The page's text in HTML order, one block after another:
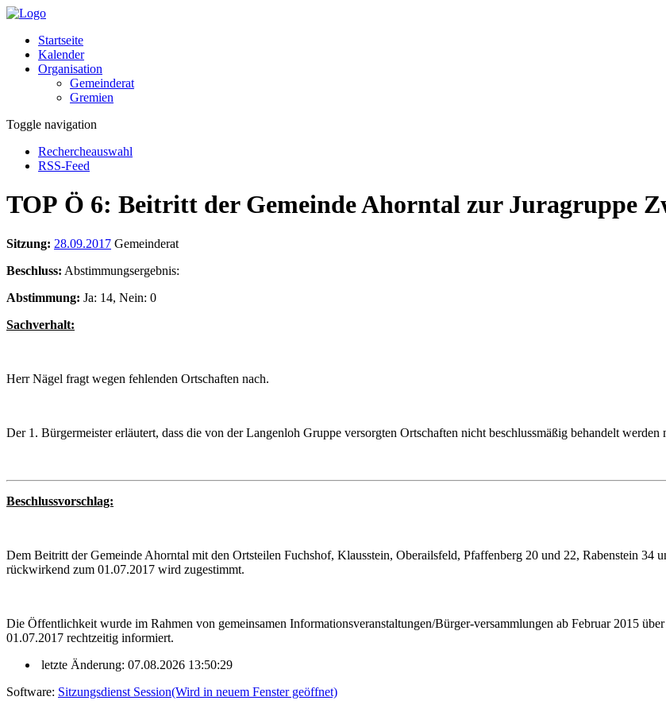
Startseite
Kalender
Organisation
Gemeinderat
Gremien
Toggle navigation
Rechercheauswahl
RSS-Feed
TOP Ö 6: Beitritt der Gemeinde Ahorntal zur Juragruppe
Sitzung: 28.09.2017 Gemeinderat
Beschluss: Abstimmungsergebnis:
Abstimmung: Ja: 14, Nein: 0
Sachverhalt:
Herr Nägel fragt wegen fehlenden Ortschaften nach.
Der 1. Bürgermeister erläutert, dass die von der Langenloh Gruppe versorgten Ortschaften nicht beschlussmäßig behandelt werden
Beschlussvorschlag:
Dem Beitritt der Gemeinde Ahorntal mit den Ortsteilen Fuchshof, Klausstein, Oberailsfeld, Pfaffenberg 20 und 22, Rabenstein 34
rückwirkend zum 01.07.2017 wird zugestimmt.
Die Öffentlichkeit wurde im Rahmen von gemeinsamen Informationsveranstaltungen/Bürger-versammlungen ab Februar 2015
01.07.2017 rechtzeitig informiert.
letzte Änderung: 07.08.2026 13:50:29
Software: Sitzungsdienst Session(Wird in neuem Fenster geöffnet)